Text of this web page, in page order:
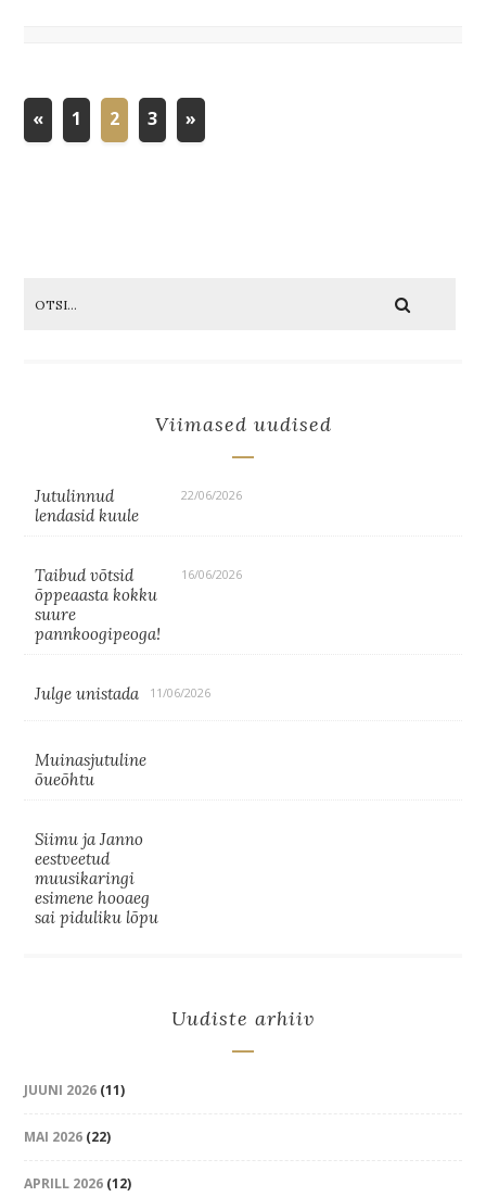
« 1 2 3 »
Viimased uudised
Jutulinnud
lendasid kuule
22/06/2026
Taibud võtsid
õppeaasta kokku
suure
pannkoogipeoga!
16/06/2026
Julge unistada 11/06/2026
Muinasjutuline
õueõhtu
Siimu ja Janno
eestveetud
muusikaringi
esimene hooaeg
sai piduliku lõpu
Uudiste arhiiv
JUUNI 2026 (11)
MAI 2026 (22)
APRILL 2026 (12)